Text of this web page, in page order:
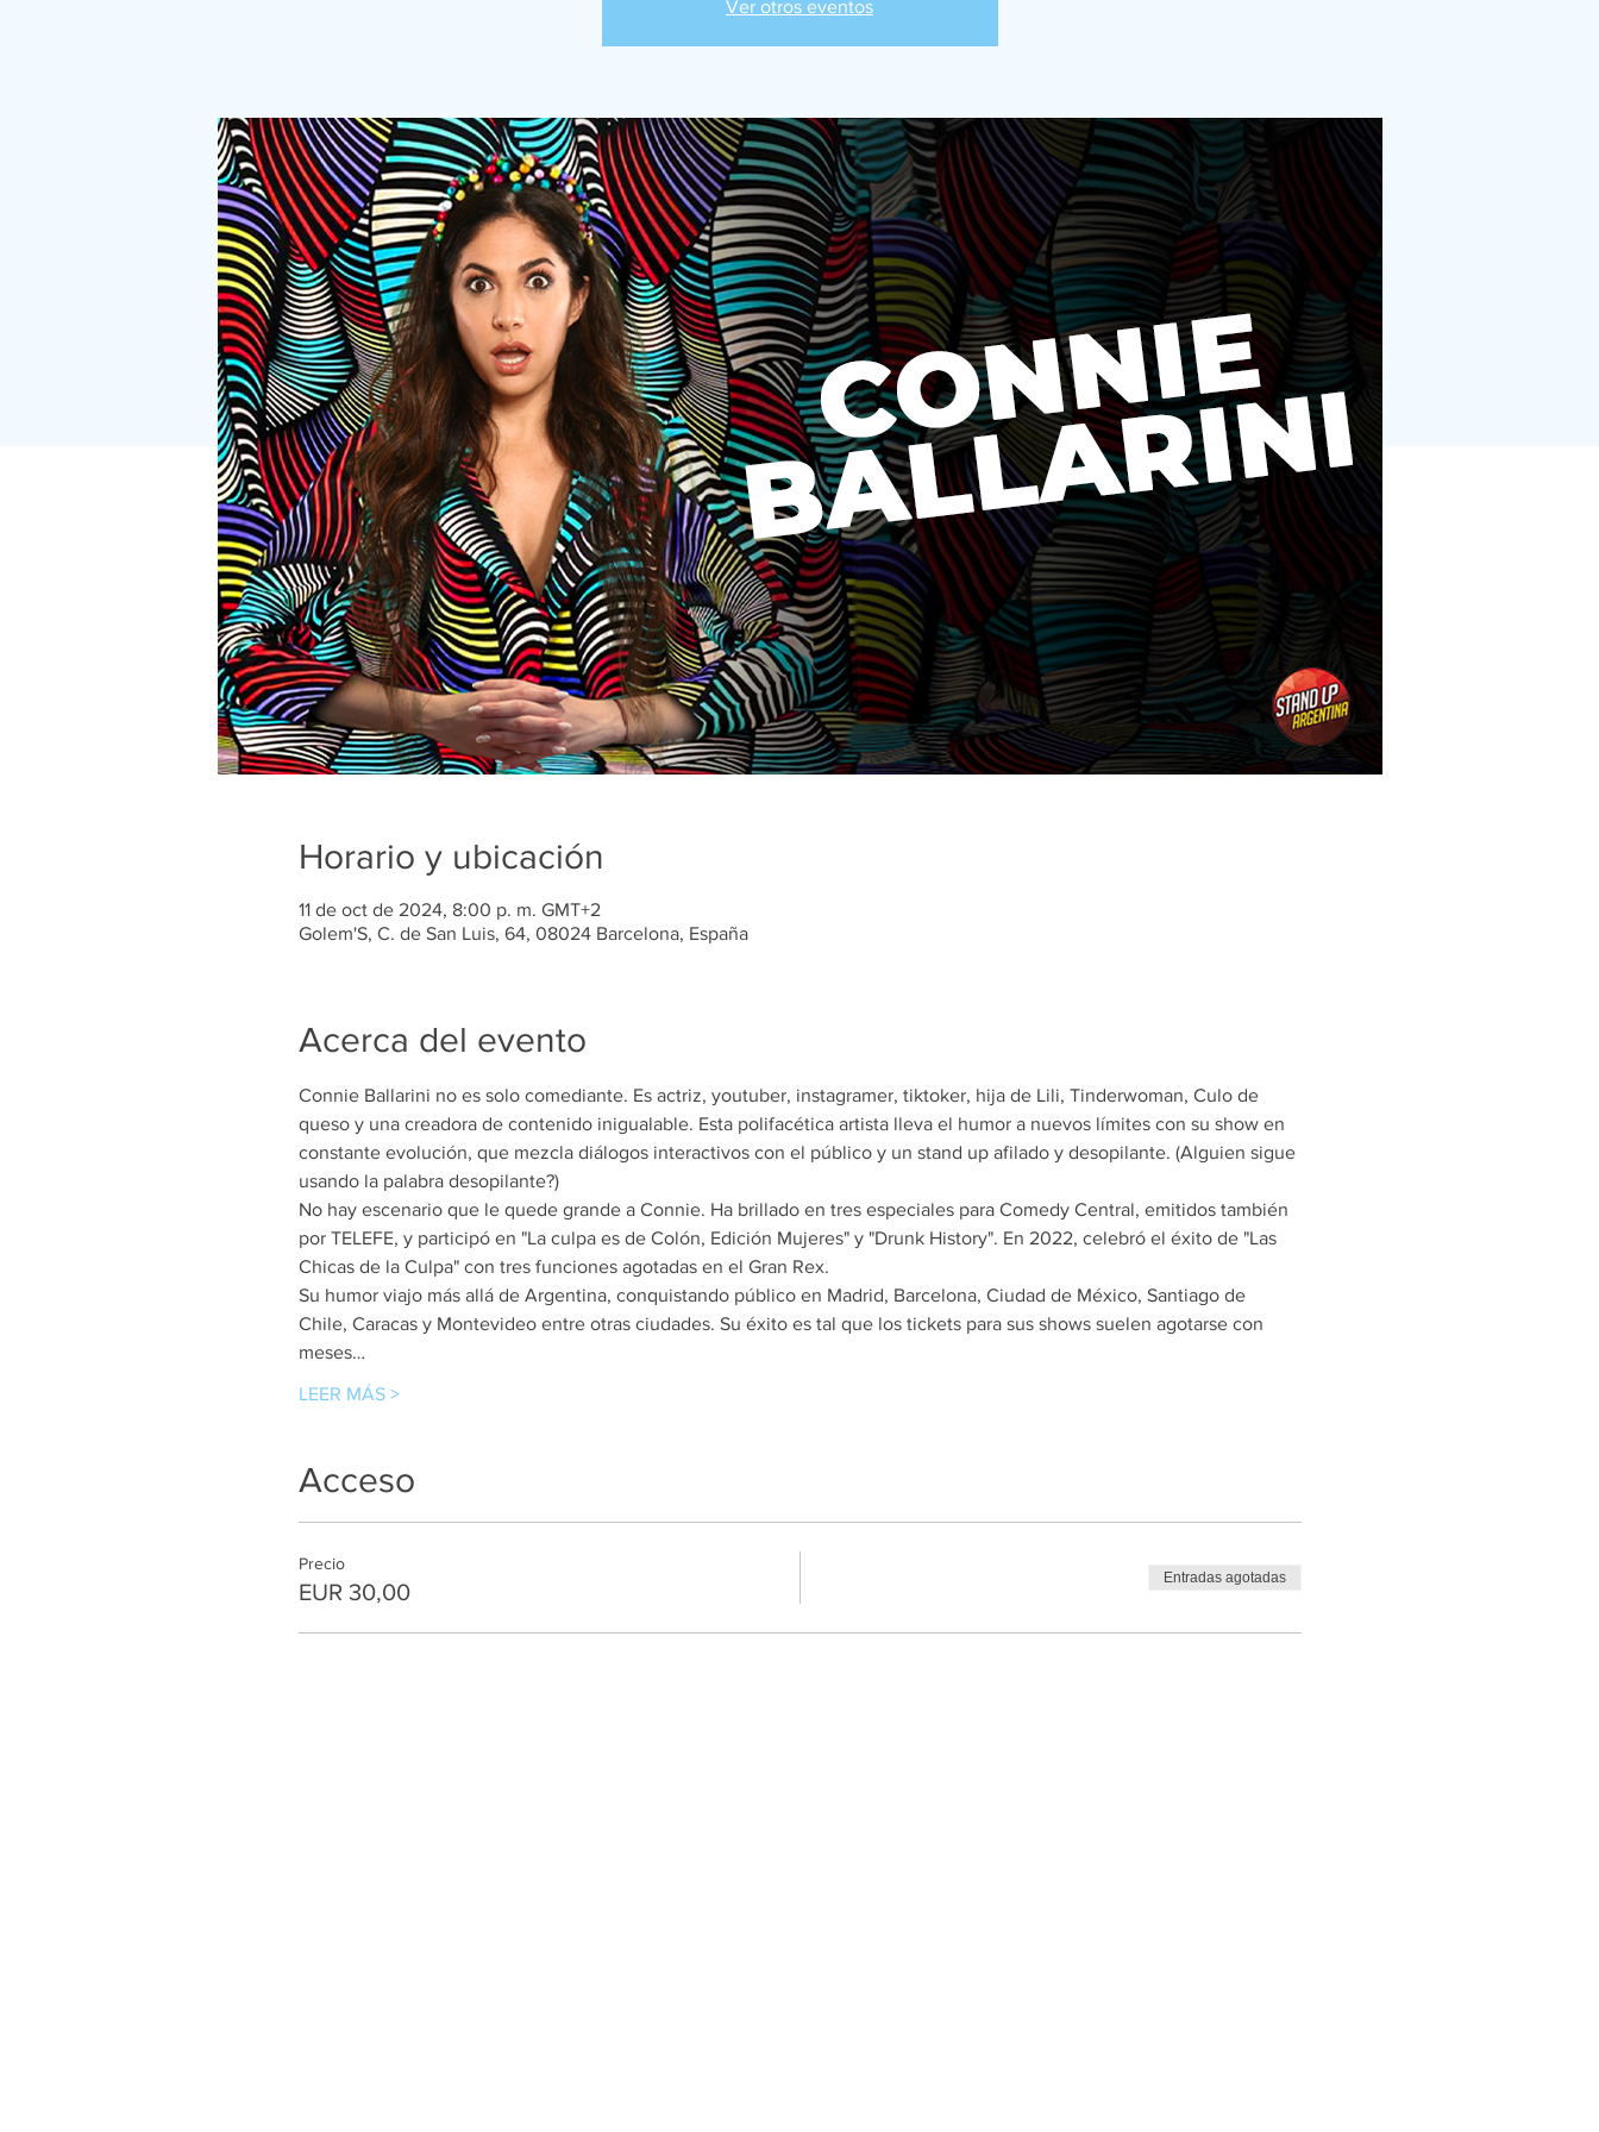
Ver otros eventos
Horario y ubicación
11 de oct de 2024, 8:00 p. m. GMT+2
Golem'S, C. de San Luis, 64, 08024 Barcelona, España
Acerca del evento
Connie Ballarini no es solo comediante. Es actriz, youtuber, instagramer, tiktoker, hija de Lili, Tinderwoman, Culo de
queso y una creadora de contenido inigualable. Esta polifacética artista lleva el humor a nuevos límites con su show en
constante evolución, que mezcla diálogos interactivos con el público y un stand up afilado y desopilante. (Alguien sigue
usando la palabra desopilante?)
No hay escenario que le quede grande a Connie. Ha brillado en tres especiales para Comedy Central, emitidos también
por TELEFE, y participó en "La culpa es de Colón, Edición Mujeres" y "Drunk History". En 2022, celebró el éxito de "Las
Chicas de la Culpa" con tres funciones agotadas en el Gran Rex.
Su humor viajo más allá de Argentina, conquistando público en Madrid, Barcelona, Ciudad de México, Santiago de
Chile, Caracas y Montevideo entre otras ciudades. Su éxito es tal que los tickets para sus shows suelen agotarse con
meses…
LEER MÁS >
Acceso
Precio
EUR 30,00
Entradas agotadas